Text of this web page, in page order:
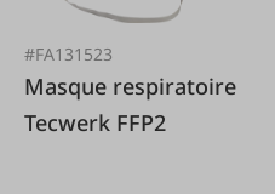
#FA131523
Masque respiratoire
Tecwerk FFP2